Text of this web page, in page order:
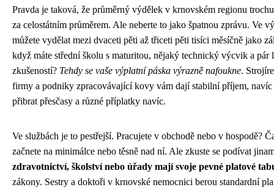
Pravda je taková, že průměrný výdělek v krnovském regionu
za celostátním průměrem. Ale neberte to jako špatnou zprávu. Ve
můžete vydělat mezi dvaceti pěti až třiceti pěti tisíci měsíčně jako
když máte střední školu s maturitou, nějaký technický výcvik a pár
zkušeností? Tehdy se vaše výplatní páska výrazně nafoukne.
firmy a podniky zpracovávající kovy vám dají stabilní příjem, navíc
přibrat přesčasy a různé příplatky navíc.
Ve službách je to pestřejší. Pracujete v obchodě nebo v hospodě?
začnete na minimálce nebo těsně nad ní. Ale zkuste se podívat
zdravotnictví, školství nebo úřady mají svoje pevné platové
zákony. Sestry a doktoři v krnovské nemocnici berou standardní